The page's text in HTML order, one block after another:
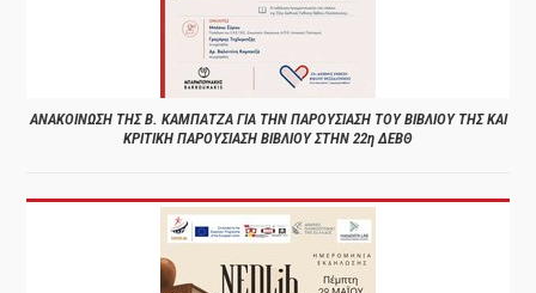
ΑΝΑΚΟΙΝΩΣΗ ΤΗΣ Β. ΚΑΜΠΑΤΖΑ ΓΙΑ ΤΗΝ ΠΑΡΟΥΣΙΑΣΗ ΤΟΥ ΒΙΒΛΙΟΥ ΤΗΣ ΚΑΙ
ΚΡΙΤΙΚΗ ΠΑΡΟΥΣΙΑΣΗ ΒΙΒΛΙΟΥ ΣΤΗΝ 22η ΔΕΒΘ